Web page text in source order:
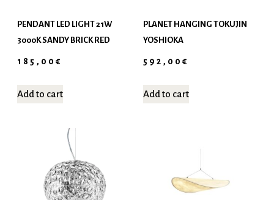
PENDANT LED LIGHT 21W
3000K SANDY BRICK RED
185,00€
Add to cart
PLANET HANGING TOKUJIN
YOSHIOKA
592,00€
Add to cart